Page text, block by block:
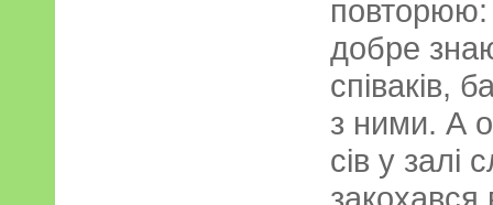
добре
співаків,
з ними. А
сів у залі